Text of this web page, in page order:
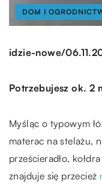
DOM I
idzie-nowe/
Potrzebujesz ok. 2
Myśląc o typowym
materac na stelażu,
prześcieradło,
znajduje się przecież